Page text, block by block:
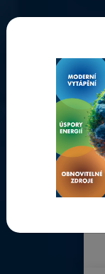
ODBORNÍ